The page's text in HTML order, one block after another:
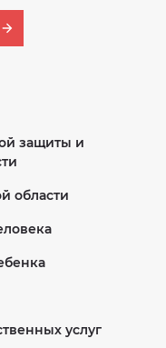
защиты и
области
услуг